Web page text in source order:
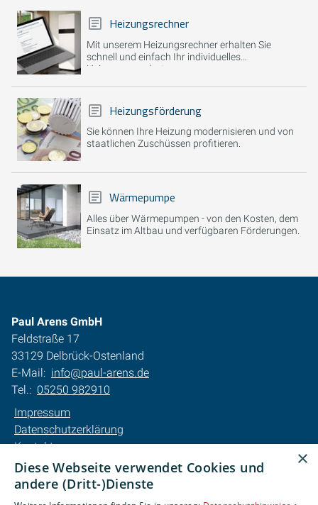
Heizungsrechner
Mit unserem Heizungsrechner erhalten Sie
schnell und einfach Ihr individuelles
Heizungsangebot.
Heizungsförderung
Sie können Ihre Heizung modernisieren und von
staatlichen Zuschüssen profitieren.
Wärmepumpe
Alles über Wärmepumpen - von den Kosten, dem
Einsatz im Altbau und verfügbaren Förderungen.
Paul Arens GmbH
Feldstraße 17
33129 Delbrück-Ostenland
E-Mail: info@paul-arens.de
Tel.: 05250 982910
Impressum
Datenschutzerklärung
Kontakt
Barrierefreiheitserklärung
×
Diese Webseite verwendet Cookies und
andere (Dritt-)Dienste